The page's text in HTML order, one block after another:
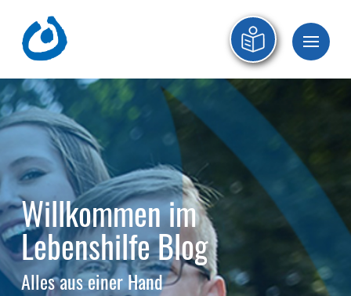
Willkommen im
Lebenshilfe Blog
Alles aus einer Hand